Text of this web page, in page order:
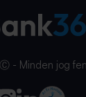
- Minden jog